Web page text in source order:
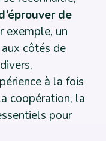
de
exemple, un
côtés de
à la fois
coopération, la
pour